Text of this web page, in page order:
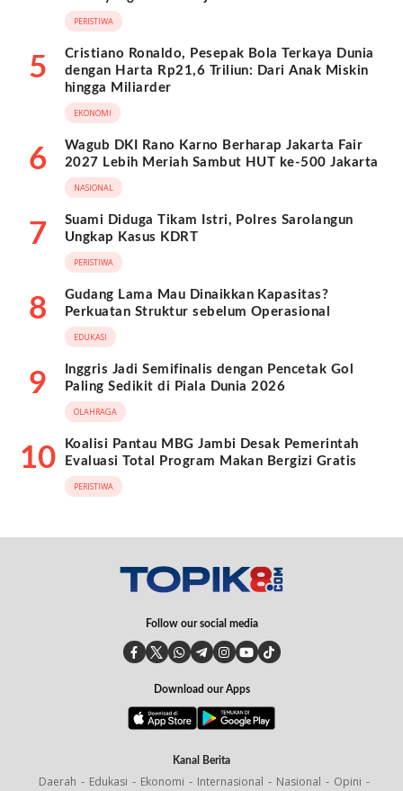
PERISTIWA
5
Cristiano Ronaldo, Pesepak Bola Terkaya Dunia
dengan Harta Rp21,6 Triliun: Dari Anak Miskin
hingga Miliarder
EKONOMI
6
Wagub DKI Rano Karno Berharap Jakarta Fair
2027 Lebih Meriah Sambut HUT ke-500 Jakarta
NASIONAL
7
Suami Diduga Tikam Istri, Polres Sarolangun
Ungkap Kasus KDRT
PERISTIWA
8
Gudang Lama Mau Dinaikkan Kapasitas?
Perkuatan Struktur sebelum Operasional
EDUKASI
9
Inggris Jadi Semifinalis dengan Pencetak Gol
Paling Sedikit di Piala Dunia 2026
OLAHRAGA
10
Koalisi Pantau MBG Jambi Desak Pemerintah
Evaluasi Total Program Makan Bergizi Gratis
PERISTIWA
Follow our social media
Download our Apps
Kanal Berita
Daerah Edukasi Ekonomi Internasional Nasional Opini